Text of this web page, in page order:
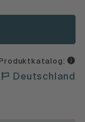
Produktkatalog:
Deutschland